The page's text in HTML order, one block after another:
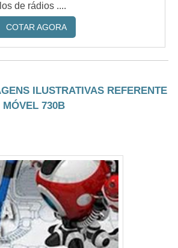
de rádios ....
COTAR AGORA
ILUSTRATIVAS REFERENTE
MÓVEL 730B